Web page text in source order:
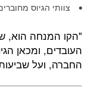
צוותי הגיוס
"הקו המנחה הוא,
העובדים, ומכאן
החברה, ועל